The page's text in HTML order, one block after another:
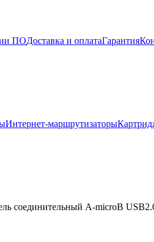
ПОДоставка и оплатаГарантия
Интернет-маршрутизаторы
соединительный A-microB